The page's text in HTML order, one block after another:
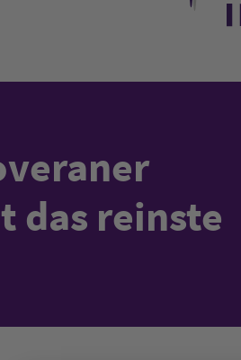
das reinste